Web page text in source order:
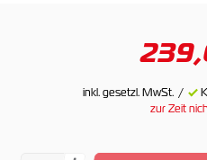
inkl. gesetzl. MwSt.
zur Zeit